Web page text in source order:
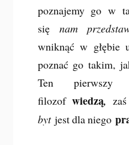
poznajemy go w
sięnam
wniknąć w głębie
poznać go takim,
Ten pierwszy
filozofwiedzą,
byt jest dla niego